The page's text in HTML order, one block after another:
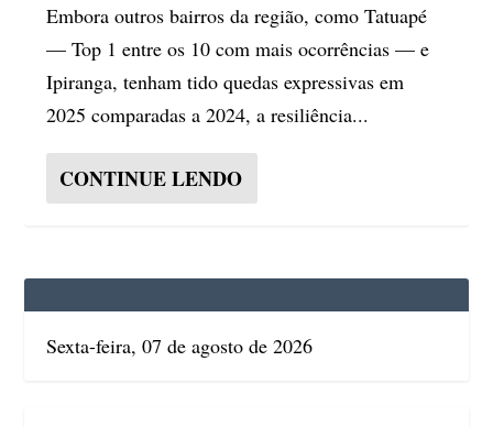
Embora outros bairros da região, como Tatuapé
— Top 1 entre os 10 com mais ocorrências — e
Ipiranga, tenham tido quedas expressivas em
2025 comparadas a 2024, a resiliência...
CONTINUE LENDO
Sexta-feira, 07 de agosto de 2026